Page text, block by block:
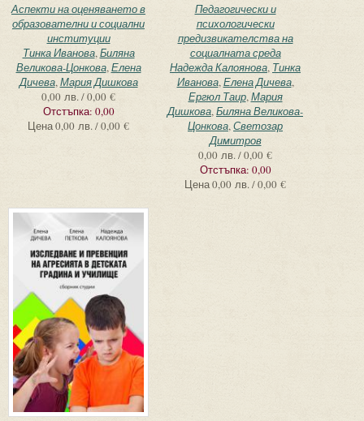
Аспекти на оценяването в
образователни и социални
институции
Тинка Иванова,Биляна
Великова-Цонкова,Елена
Дичева,Мария Дишкова
0,00 лв. / 0,00 €
Отстъпка: 0,00
Цена0,00 лв. / 0,00 €
Педагогически и
психологически
предизвикателства на
социалната среда
Надежда Калоянова, Тинка
Иванова,Елена Дичева,
Ергюл Таир,Мария
Дишкова,Биляна Великова-
Цонкова,Светозар
Димитров
0,00 лв. / 0,00 €
Отстъпка: 0,00
Цена0,00 лв. / 0,00 €